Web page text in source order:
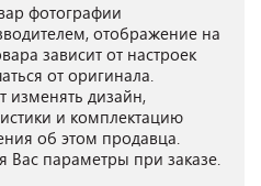
фотографии
отображение на
зависит от настроек
от оригинала.
изменять дизайн,
и комплектацию
об этом продавца.
Вас параметры при заказе.